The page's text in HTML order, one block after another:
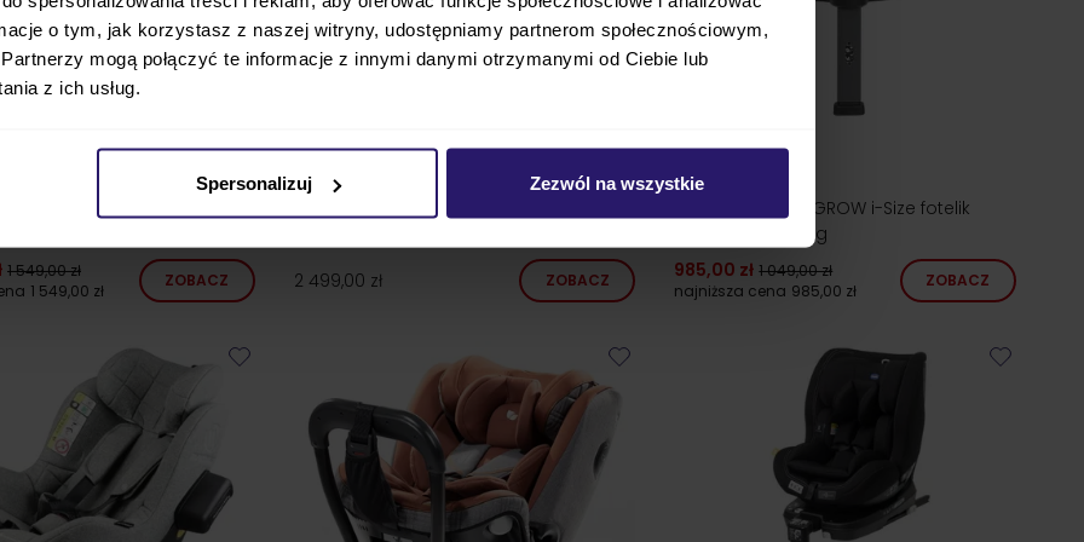
o tym, jak korzystasz z naszej witryny, udostępniamy partnerom społecznościowym,
mogą połączyć te informacje z innymi danymi otrzymanymi od Ciebie lub
z ich usług.
Spersonalizuj Zezwól na wszystkie
1 549,00 zł
1 549,00 zł
ZOBACZ
2 499,00 zł
ZOBACZ
Graco TURN2ME GROW i-Size fotelik
obrotowy 0-25 kg
985,00 zł 1 049,00 zł
najniższa cena 985,00 zł
ZOBACZ